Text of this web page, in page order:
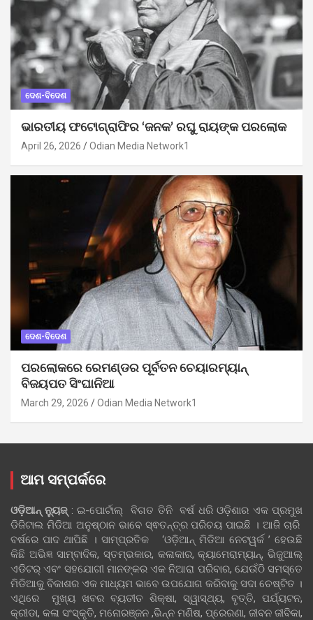
ଦେଶ-ବିଦେଶ
ଭାରତୀୟ ଫଟୋଗ୍ରାଫିର ‘ଜନକ’ ରଘୁ ରାୟଙ୍କ ପରଲୋକ
April 26, 2026 Odian Media Network1
ଦେଶ-ବିଦେଶ
ପରଲୋକରେ ରେମଣ୍ଡର ପୂର୍ବତନ ଚେୟାରମ୍ୟାନ୍
ବିଜୟପତ ସିଂଘାନିଆ
March 29, 2026 Odian Media Network1
ଆମ ସମ୍ପର୍କରେ
ଓଡ଼ିଆନ୍‍ ନ୍ୟୁଜ୍‍: ଇ-ପୋର୍ଟାଲ୍ ବିଗତ ତିନି ବର୍ଷ ଧରି ଓଡ଼ିଶାର ଏକ ପ୍ରମୁଖ
ଡିଜିଟାଲ ମିଡିଆ ଅନୁଷ୍ଠାନ ଭାବେ ସ୍ଵତନ୍ତ୍ର ପରିଚୟ ପାଇଛି । ଆଜି ଚାରି
ବର୍ଷରେ ପାଦ ଥାପିଛି । ସାମ୍ପ୍ରତିକ ‘ଓଡ଼ିଆନ୍‍ ମିଡିଆ ନେଟୱର୍କ ’ ହେଉଛି
କିଛି ଅଭିଜ୍ଞ ସାମ୍ବାଦିକ, ସ୍ତମ୍ଭକାର, କଳାକାର, କ୍ୟାମେରାମ୍ୟାନ୍, ଭିଜୁଆଲ୍
ଏଡିଟର୍ ଏବଂ ସହଯୋଗୀ ମାନଙ୍କର ଏକ ନିଆରା ପରିବାର, ଯେଉଁଠି ସମସ୍ତେ
ମିଡିଆକୁ ବିକାଶର ଏକ ମାଧ୍ୟମ ଭାବେ ଉପଯୋଗ କରିବାକୁ ସଦା ଚେଷ୍ଟିତ ।
ଏଥିରେ ମୁଖ୍ୟ ଖବର ବ୍ୟତୀତ ଶିକ୍ଷା, ସ୍ୱାସ୍ଥ୍ୟ, ବୃତ୍ତି, ପର୍ଯ୍ୟଟନ,
କ୍ରୀଡା, କଳା ସଂସ୍କୃତି, ମନୋରଞ୍ଜନ ,ଭିନ୍ନ ମଣିଷ, ପ୍ରେରଣା, ଜୀବନ ଜୀବିକା,